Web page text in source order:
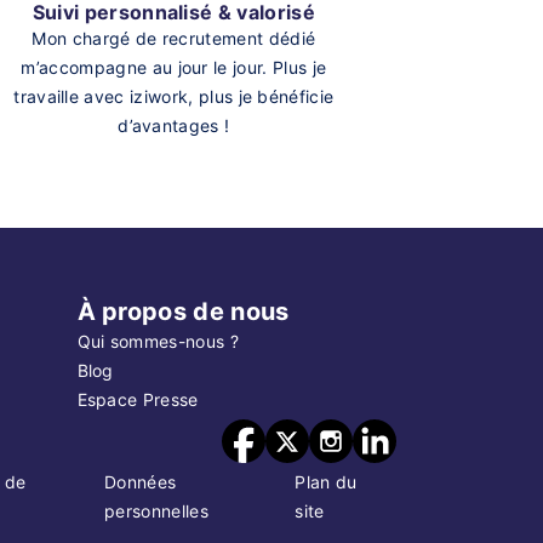
Suivi personnalisé & valorisé
Mon chargé de recrutement dédié
m’accompagne au jour le jour. Plus je
travaille avec iziwork, plus je bénéficie
d’avantages !
À propos de nous
Qui sommes-nous ?
Blog
Espace Presse
de
Données
personnelles
Plan du
site